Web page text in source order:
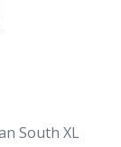
South XL